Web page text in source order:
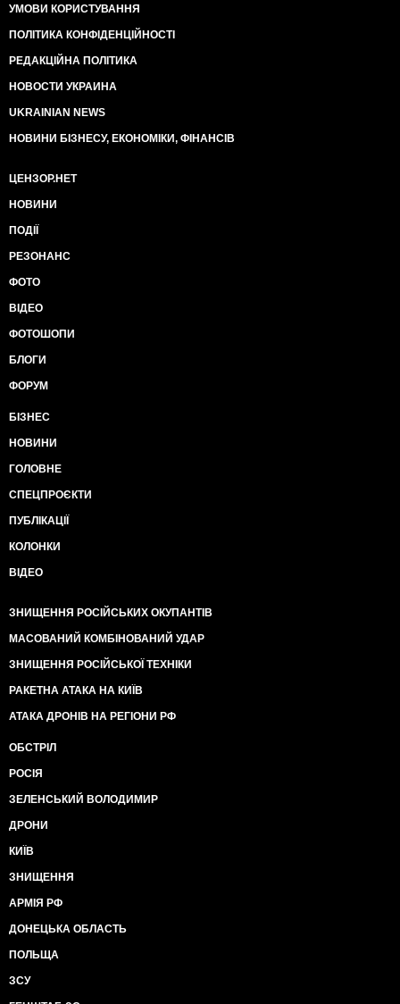
УМОВИ КОРИСТУВАННЯ
ПОЛІТИКА КОНФІДЕНЦІЙНОСТІ
РЕДАКЦІЙНА ПОЛІТИКА
НОВОСТИ УКРАИНА
UKRAINIAN NEWS
НОВИНИ БІЗНЕСУ, ЕКОНОМІКИ, ФІНАНСІВ
ЦЕНЗОР.НЕТ
НОВИНИ
ПОДІЇ
РЕЗОНАНС
ФОТО
ВІДЕО
ФОТОШОПИ
БЛОГИ
ФОРУМ
БІЗНЕС
НОВИНИ
ГОЛОВНЕ
СПЕЦПРОЄКТИ
ПУБЛІКАЦІЇ
КОЛОНКИ
ВІДЕО
ЗНИЩЕННЯ РОСІЙСЬКИХ ОКУПАНТІВ
МАСОВАНИЙ КОМБІНОВАНИЙ УДАР
ЗНИЩЕННЯ РОСІЙСЬКОЇ ТЕХНІКИ
РАКЕТНА АТАКА НА КИЇВ
АТАКА ДРОНІВ НА РЕГІОНИ РФ
ОБСТРІЛ
РОСІЯ
ЗЕЛЕНСЬКИЙ ВОЛОДИМИР
ДРОНИ
КИЇВ
ЗНИЩЕННЯ
АРМІЯ РФ
ДОНЕЦЬКА ОБЛАСТЬ
ПОЛЬЩА
ЗСУ